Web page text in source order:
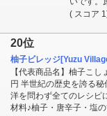
( スコア
20位
柚子ビレッジ[Yuzu
【代表商品名】柚子こ
円 半世紀の歴史を誇る
洋を問わず全てのレシピ
材料♪柚子・唐辛子・塩